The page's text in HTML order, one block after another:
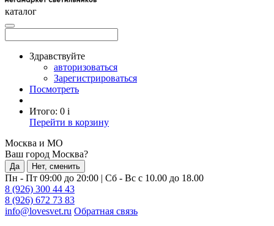
каталог
Здравствуйте
авторизоваться
Зарегистрироваться
Посмотреть
Итого: 0 i
Перейти в корзину
Москва и МО
Ваш город Москва?
Да Нет, сменить
Пн - Пт 09:00 до 20:00 | Сб - Вс с 10.00 до 18.00
8 (926) 300 44 43
8 (926) 672 73 83
info@lovesvet.ru Обратная связь